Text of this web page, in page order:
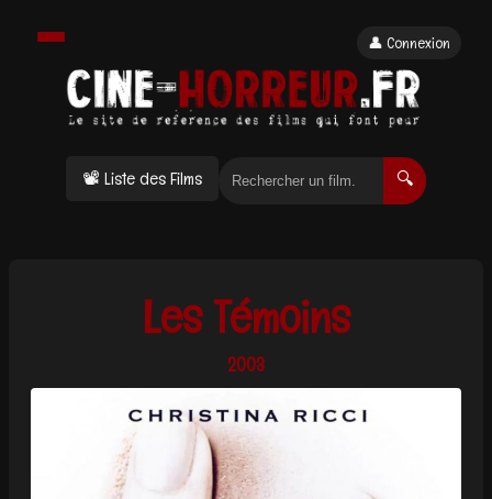
📽 Liste des Films 🔍
👤 Connexion
Les Témoins
2003